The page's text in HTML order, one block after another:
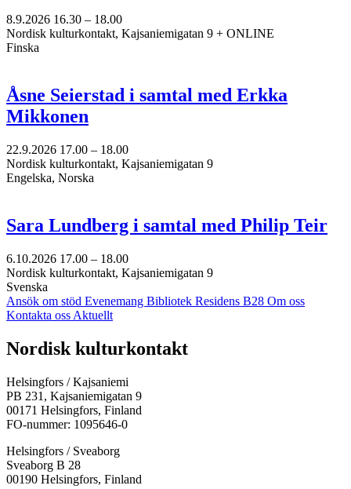
8.9.2026 16.30 – 18.00
Nordisk kulturkontakt, Kajsaniemigatan 9 + ONLINE
Finska
Åsne Seierstad i samtal med Erkka
Mikkonen
22.9.2026 17.00 – 18.00
Nordisk kulturkontakt, Kajsaniemigatan 9
Engelska, Norska
Sara Lundberg i samtal med Philip Teir
6.10.2026 17.00 – 18.00
Nordisk kulturkontakt, Kajsaniemigatan 9
Svenska
Ansök om stöd Evenemang Bibliotek Residens B28 Om oss
Kontakta oss Aktuellt
Facebook:
Öppnas
en
ny
flik
Instagram:
Öppnas
en
ny
flik
TikTok:
Öppnas
en
ny
flik
Youtube:
Öppnas
en
ny
flik
Vimeo:
Öppnas
en
ny
flik
Nordisk kulturkontakt
Helsingfors / Kajsaniemi
PB 231, Kajsaniemigatan 9
00171 Helsingfors, Finland
FO-nummer: 1095646-0
Helsingfors / Sveaborg
Sveaborg B 28
00190 Helsingfors, Finland